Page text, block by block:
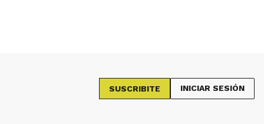
SUSCRIBITE INICIAR SESIÓN